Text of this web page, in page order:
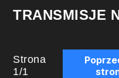
TRANSMISJE
Strona
1/1